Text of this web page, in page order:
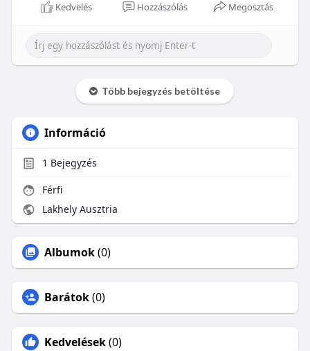
Kedvelés Hozzászólás Megosztás
Több bejegyzés betöltése
Információ
1 Bejegyzés
Férfi
Lakhely Ausztria
Albumok(0)
Barátok(0)
Kedvelések(0)